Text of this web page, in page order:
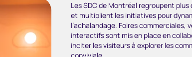
Les SDC de Montréal regroupent
et multiplient les initiatives pour
l’achalandage. Foires
interactifs sont mis en place en
inciter les visiteurs à explorer les